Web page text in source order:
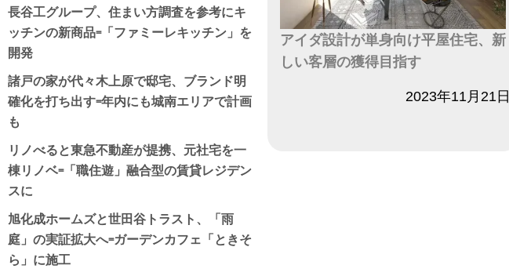
アイダ設計が単身向け平屋住宅、新
しい客層の獲得目指す
2023年11月21日
長谷工グループ、住まい方調査を参考にキ
ッチンの新商品=「ファミーレキッチン」を
開発
諸戸の家が代々木上原で邸宅、ブランド明
確化を打ち出す=年内にも城南エリアで計画
も
リノべると東急不動産が提携、元社宅を一
棟リノベ=「職住遊」融合型の賃貸レジデン
スに
旭化成ホームズと世田谷トラスト、「雨
庭」の実証拡大へ=ガーデンカフェ「ときそ
ら」に施工